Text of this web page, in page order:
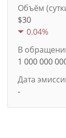
Объём
$30
0.04%
В
1 000 000
Дата
-